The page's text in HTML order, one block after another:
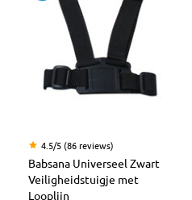
4.5/5 (86 reviews)
Babsana Universeel Zwart
Veiligheidstuigje met
Looplijn